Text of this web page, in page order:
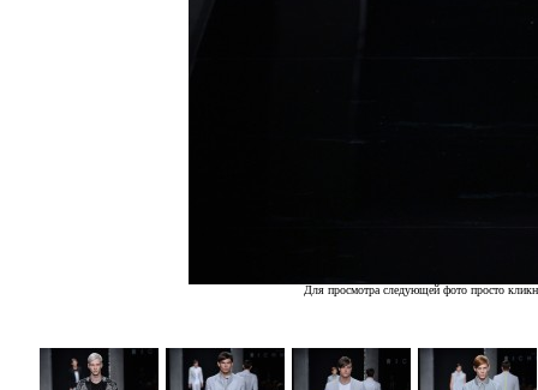
Для просмотра следующей фото просто